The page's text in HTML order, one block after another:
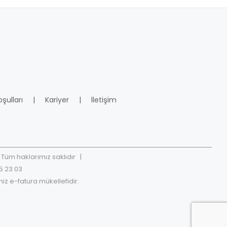
Kariyer İletişim
haklarımız saklıdır |
23 03
e-fatura mükellefidir.